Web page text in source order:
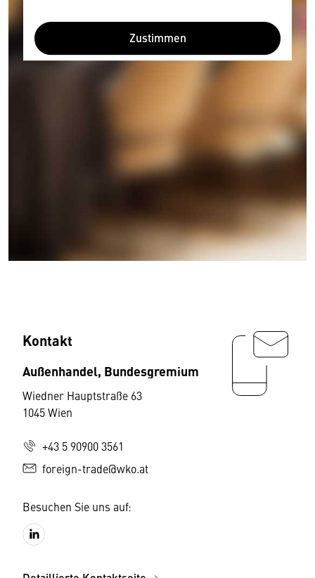
Zustimmen
Kontakt
Außenhandel, Bundesgremium
Wiedner Hauptstraße 63
1045 Wien
+43 5 90900 3561
foreign-trade@wko.at
Besuchen Sie uns auf: